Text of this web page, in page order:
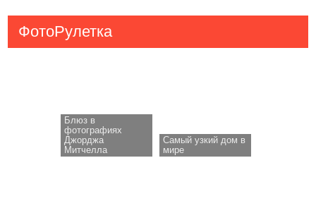
ФотоРулетка
Блюз в
фотографиях
Джорджа
Митчелла
Самый узкий дом в
мире